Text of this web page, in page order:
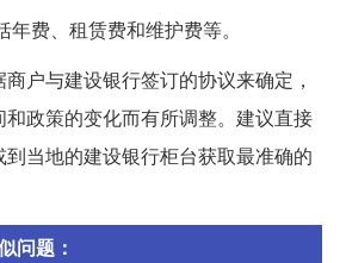
费、租赁费和维护费等。
户与建设银行签订的协议来确定，
政策的变化而有所调整。建议直接
当地的建设银行柜台获取最准确的
问题：